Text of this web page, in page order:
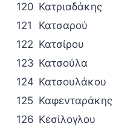
120 Κατριαδάκης
121
Κατσαρού
122 Κατσίρου
123 Κατσούλα
124 Κατσουλάκου
125 Καφενταράκης
126 Κεσίλογλου